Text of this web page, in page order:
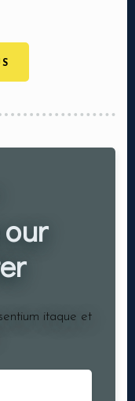
itaque et